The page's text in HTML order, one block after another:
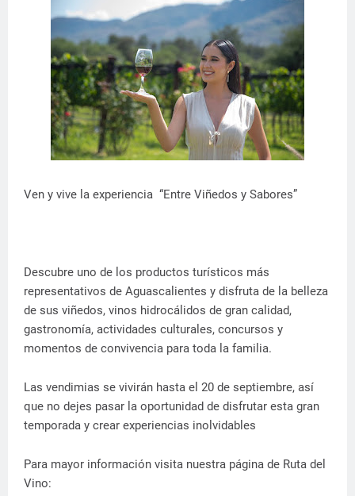
Ven y vive la experiencia “Entre Viñedos y Sabores”
Descubre uno de los productos turísticos más
representativos de Aguascalientes y disfruta de la belleza
de sus viñedos, vinos hidrocálidos de gran calidad,
gastronomía, actividades culturales, concursos y
momentos de convivencia para toda la familia.
Las vendimias se vivirán hasta el 20 de septiembre, así
que no dejes pasar la oportunidad de disfrutar esta gran
temporada y crear experiencias inolvidables
Para mayor información visita nuestra página de Ruta del
Vino: